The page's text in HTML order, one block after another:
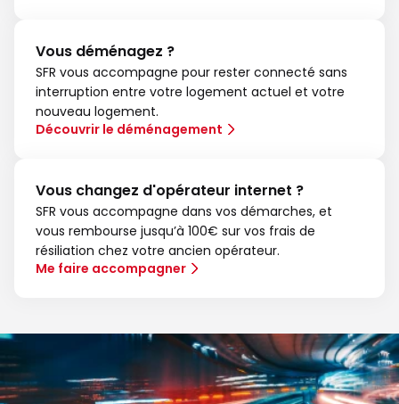
Vous déménagez ?
SFR vous accompagne pour rester connecté sans
interruption entre votre logement actuel et votre
nouveau logement.
Découvrir le déménagement
Vous changez d'opérateur internet ?
SFR vous accompagne dans vos démarches, et
vous rembourse jusqu’à 100€ sur vos frais de
résiliation chez votre ancien opérateur.
Me faire accompagner